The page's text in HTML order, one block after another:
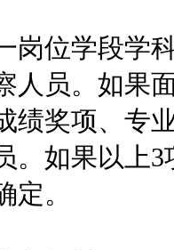
位学段学科
人员。如果
绩奖项、专
。如果以上
定。